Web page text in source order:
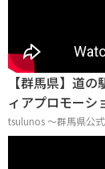
【群馬県】道
ィアプロモーシ
tsulunos 〜群馬県公